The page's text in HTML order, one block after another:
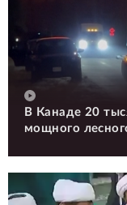
В Канаде 20
мощного